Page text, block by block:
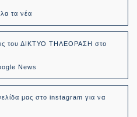
τα νέα
του ΔΙΚΤΥΟ ΤΗΛΕΟΡΑΣΗ στο
News
μας στο instagram για να